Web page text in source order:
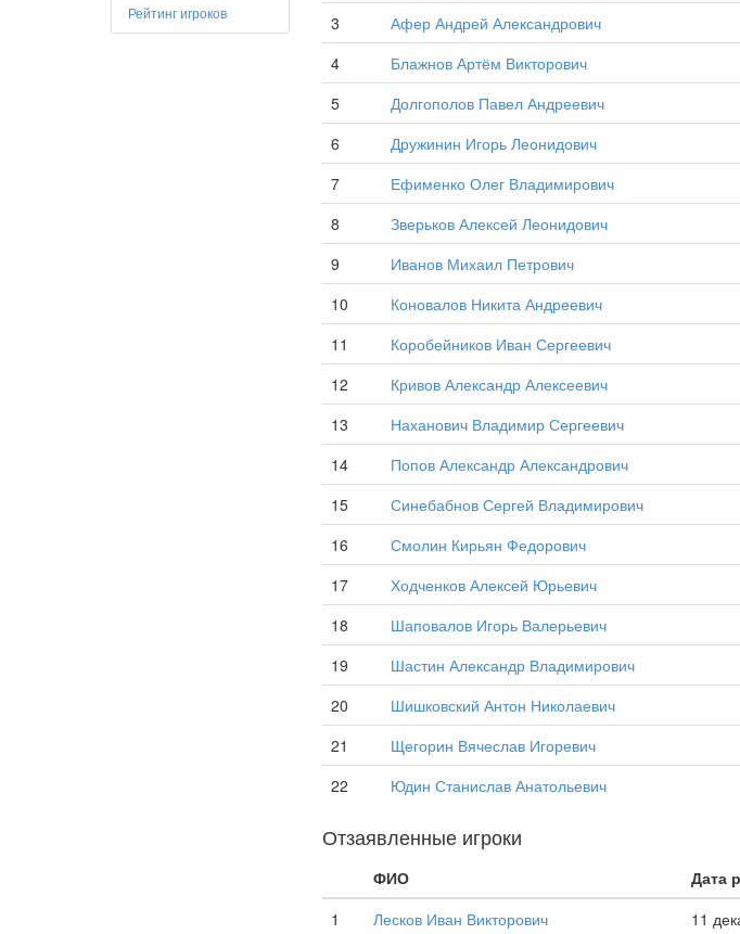
Рейтинг игроков
3
Афер Андрей Александрович
4
Блажнов Артём Викторович
5
Долгополов Павел Андреевич
6
Дружинин Игорь Леонидович
7
Ефименко Олег Владимирович
8
Зверьков Алексей Леонидович
9
Иванов Михаил Петрович
10
Коновалов Никита Андреевич
11
Коробейников Иван Сергеевич
12
Кривов Александр Алексеевич
13
Наханович Владимир Сергеевич
14
Попов Александр Александрович
15
Синебабнов Сергей Владимирович
16
Смолин Кирьян Федорович
17
Ходченков Алексей Юрьевич
18
Шаповалов Игорь Валерьевич
19
Шастин Александр Владимирович
20
Шишковский Антон Николаевич
21
Щегорин Вячеслав Игоревич
22
Юдин Станислав Анатольевич
Отзаявленные игроки
ФИО Дата
1
Лесков Иван Викторович 11